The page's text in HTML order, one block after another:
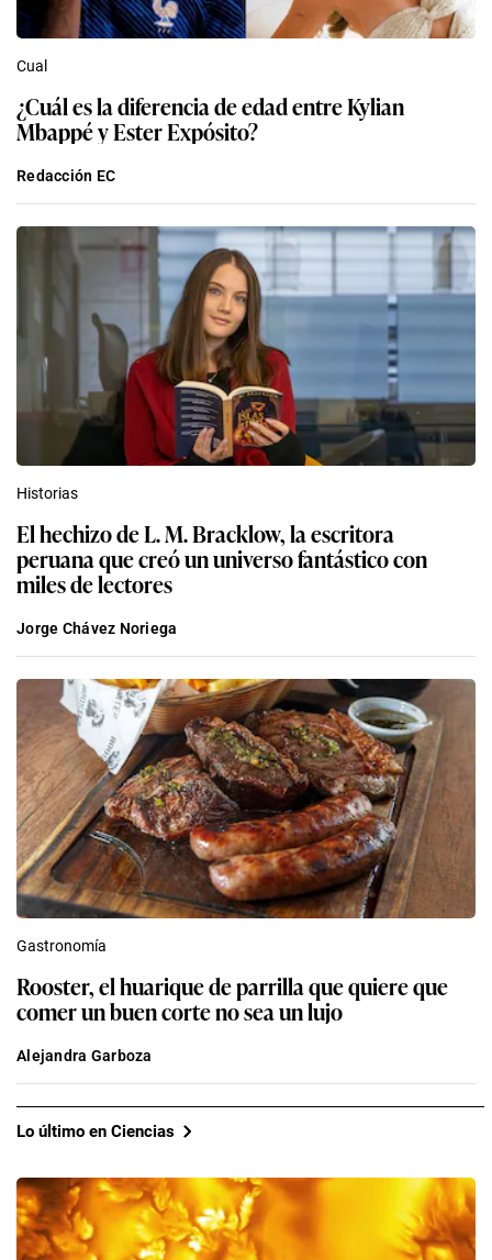
Cual
¿Cuál es la diferencia de edad entre Kylian
Mbappé y Ester Expósito?
Redacción EC
Historias
El hechizo de L. M. Bracklow, la escritora
peruana que creó un universo fantástico con
miles de lectores
Jorge Chávez Noriega
Gastronomía
Rooster, el huarique de parrilla que quiere que
comer un buen corte no sea un lujo
Alejandra Garboza
Lo último en Ciencias